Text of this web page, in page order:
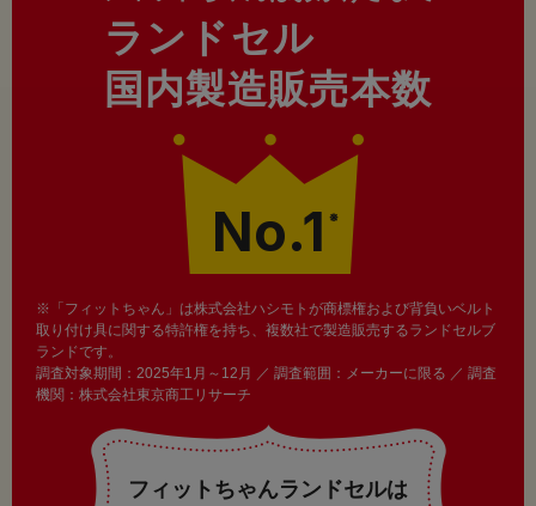
ランドセル
国内製造販売本数
No.1 ※
※「フィットちゃん」は株式会社ハシモトが商標権および背負いベルト
取り付け具に関する特許権を持ち、複数社で製造販売するランドセルブ
ランドです。
調査対象期間：2025年1月～12月 ／ 調査範囲：メーカーに限る ／ 調査
機関：株式会社東京商工リサーチ
フィットちゃんランドセルは